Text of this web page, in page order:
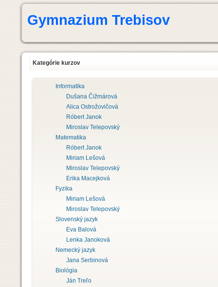
Gymnazium Trebisov
Kategórie kurzov
Informatika
Dušana Čižmárová
Alica Ostrožovičová
Róbert Janok
Miroslav Telepovský
Matematika
Róbert Janok
Miriam Lešová
Miroslav Telepovský
Erika Macejková
Fyzika
Miriam Lešová
Miroslav Telepovský
Slovenský jazyk
Eva Balová
Lenka Janoková
Nemecký jazyk
Jana Serbinová
Biológia
Ján Treľo